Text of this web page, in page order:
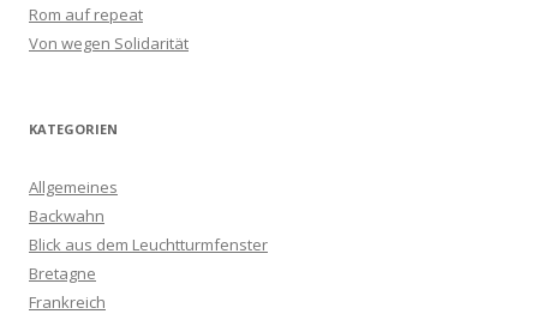
Rom auf repeat
Von wegen Solidarität
KATEGORIEN
Allgemeines
Backwahn
Blick aus dem Leuchtturmfenster
Bretagne
Frankreich